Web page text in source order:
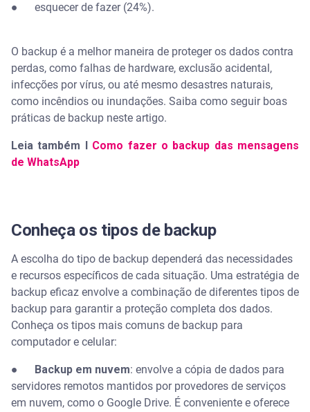
● esquecer de fazer (24%).
O backup é a melhor maneira de proteger os dados contra
perdas, como falhas de hardware, exclusão acidental,
infecções por vírus, ou até mesmo desastres naturais,
como incêndios ou inundações. Saiba como seguir boas
práticas de backup neste artigo.
Leia também I Como fazer o backup das mensagens
de WhatsApp
Conheça os tipos de backup
A escolha do tipo de backup dependerá das necessidades
e recursos específicos de cada situação. Uma estratégia de
backup eficaz envolve a combinação de diferentes tipos de
backup para garantir a proteção completa dos dados.
Conheça os tipos mais comuns de backup para
computador e celular:
● Backup em nuvem: envolve a cópia de dados para
servidores remotos mantidos por provedores de serviços
em nuvem, como o Google Drive. É conveniente e oferece